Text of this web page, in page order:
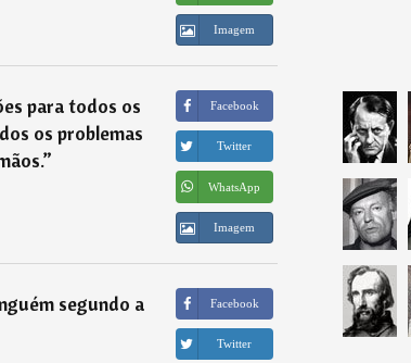
Imagem
para todos os
os problemas
”
Facebook
Twitter
WhatsApp
Imagem
segundo a
Facebook
Twitter